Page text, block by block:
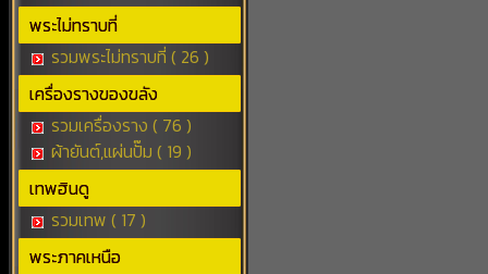
พระไม่ทราบที่
รวมพระไม่ทราบที่ ( 26 )
เครื่องรางของขลัง
รวมเครื่องราง ( 76 )
ผ้ายันต์,แผ่นปั๊ม ( 19 )
เทพฮินดู
รวมเทพ ( 17 )
พระภาคเหนือ